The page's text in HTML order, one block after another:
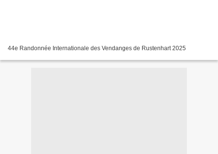
44e Randonnée Internationale des Vendanges de Rustenhart 2025